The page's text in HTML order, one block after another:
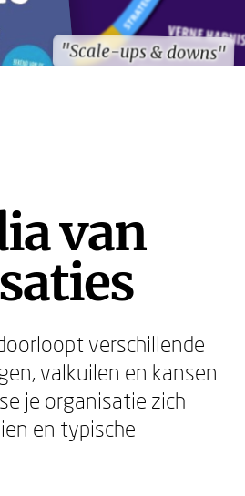
"Scale-ups & downs"
"Scale-ups & downs"
van
verschillende
valkuilen en kansen
je organisatie zich
en typische